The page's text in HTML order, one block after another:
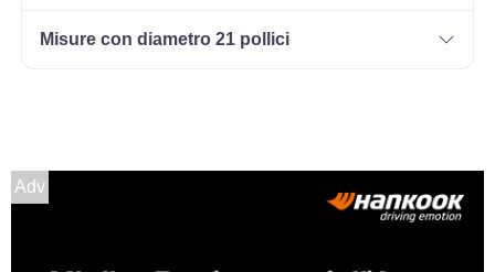
Misure con diametro 21 pollici
Adv